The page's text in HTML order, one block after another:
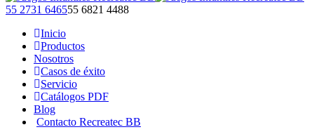
Facebook
opens
new
window
X
opens
new
window
Instagram
opens
new
window
YouTube
opens
new
window
55 2731 646555 6821 4488
Inicio
Productos
Nosotros
Casos de éxito
Servicio
Catálogos PDF
Blog
Contacto Recreatec BB